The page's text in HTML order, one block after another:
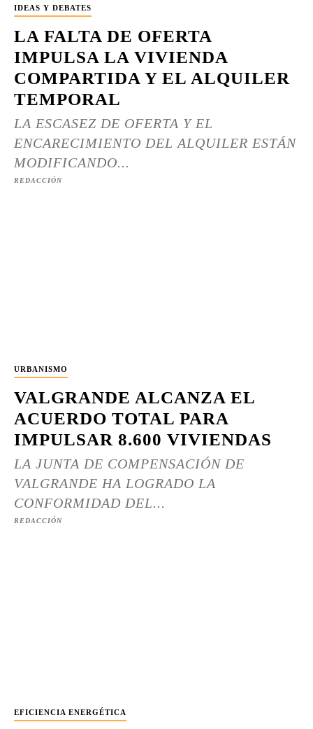
IDEAS Y DEBATES
LA FALTA DE OFERTA
IMPULSA LA VIVIENDA
COMPARTIDA Y EL ALQUILER
TEMPORAL
LA ESCASEZ DE OFERTA Y EL
ENCARECIMIENTO DEL ALQUILER ESTÁN
MODIFICANDO...
REDACCIÓN
URBANISMO
VALGRANDE ALCANZA EL
ACUERDO TOTAL PARA
IMPULSAR 8.600 VIVIENDAS
LA JUNTA DE COMPENSACIÓN DE
VALGRANDE HA LOGRADO LA
CONFORMIDAD DEL...
REDACCIÓN
EFICIENCIA ENERGÉTICA